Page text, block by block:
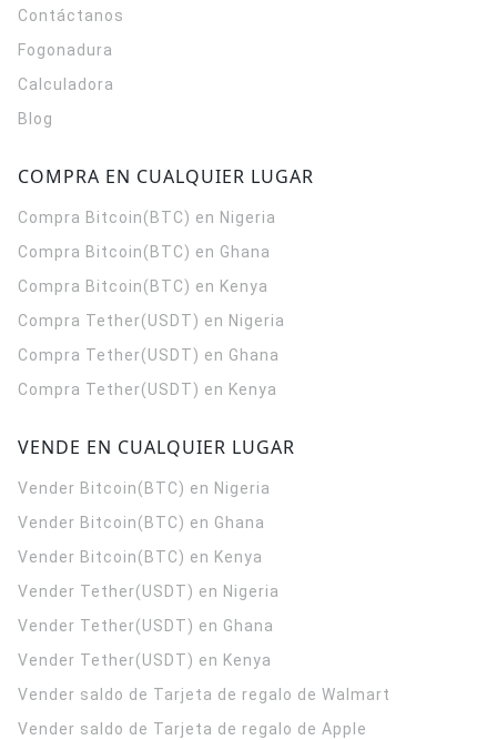
Contáctanos
Fogonadura
Calculadora
Blog
COMPRA EN CUALQUIER LUGAR
Compra Bitcoin(BTC) en Nigeria
Compra Bitcoin(BTC) en Ghana
Compra Bitcoin(BTC) en Kenya
Compra Tether(USDT) en Nigeria
Compra Tether(USDT) en Ghana
Compra Tether(USDT) en Kenya
VENDE EN CUALQUIER LUGAR
Vender Bitcoin(BTC) en Nigeria
Vender Bitcoin(BTC) en Ghana
Vender Bitcoin(BTC) en Kenya
Vender Tether(USDT) en Nigeria
Vender Tether(USDT) en Ghana
Vender Tether(USDT) en Kenya
Vender saldo de Tarjeta de regalo de Walmart
Vender saldo de Tarjeta de regalo de Apple